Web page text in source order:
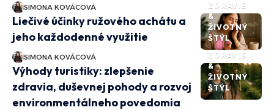
SIMONA KOVÁCOVÁ
ZDRAVIE
&
ŽIVOTNÝ
ŠTÝL
Liečivé účinky ružového achátu a
jeho každodenné využitie
SIMONA KOVÁCOVÁ
ZDRAVIE
&
ŽIVOTNÝ
ŠTÝL
Výhody turistiky: zlepšenie
zdravia, duševnej pohody a rozvoj
environmentálneho povedomia